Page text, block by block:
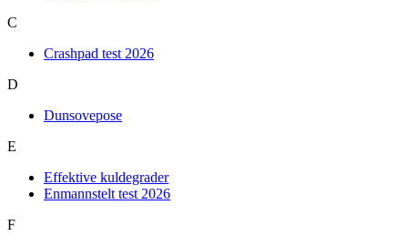
C
Crashpad test 2026
D
Dunsovepose
E
Effektive kuldegrader
Enmannstelt test 2026
F